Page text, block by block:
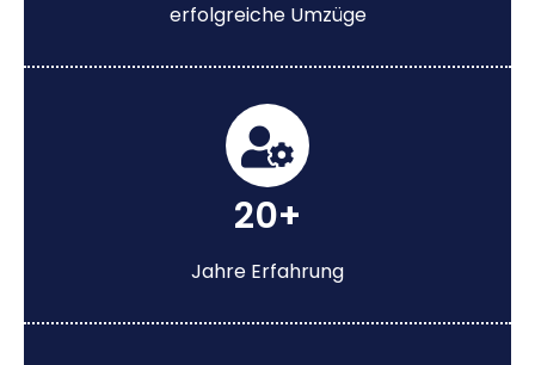
erfolgreiche Umzüge
20+
Jahre Erfahrung